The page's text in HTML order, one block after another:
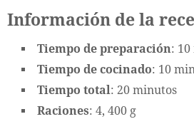
Información de la
Tiempo de preparación:
Tiempo de cocinado: 10
Tiempo total: 20 minutos
Raciones: 4, 400 g